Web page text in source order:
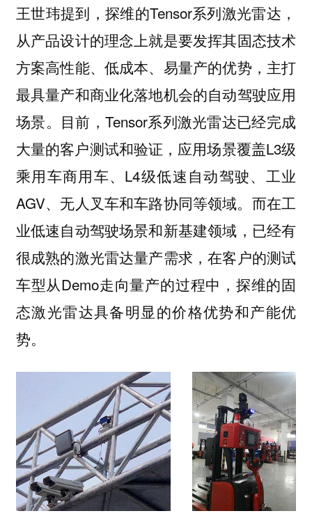
王世玮提到，探维的Tensor系列激光雷达，
从产品设计的理念上就是要发挥其固态技术
方案高性能、低成本、易量产的优势，主打
最具量产和商业化落地机会的自动驾驶应用
场景。目前，Tensor系列激光雷达已经完成
大量的客户测试和验证，应用场景覆盖L3级
乘用车商用车、L4级低速自动驾驶、工业
AGV、无人叉车和车路协同等领域。而在工
业低速自动驾驶场景和新基建领域，已经有
很成熟的激光雷达量产需求，在客户的测试
车型从Demo走向量产的过程中，探维的固
态激光雷达具备明显的价格优势和产能优
势。